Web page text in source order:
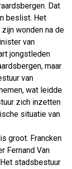
Dat
beslist. Het
wonden na de
van
jongstleden
maar
van
wat leidde
zich inzetten
situatie van
groot. Francken
Fernand Van
stadsbestuur